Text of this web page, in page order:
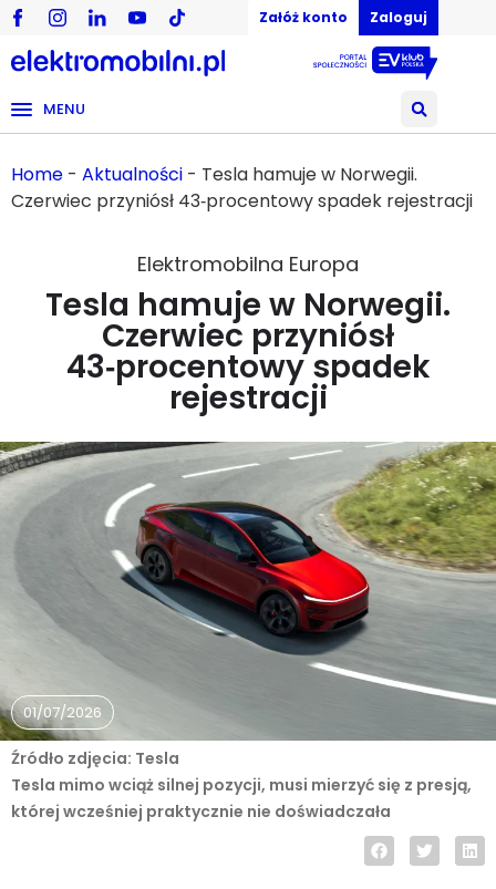
Załóż konto Zaloguj
MENU
Home - Aktualności - Tesla hamuje w Norwegii.
Czerwiec przyniósł 43‑procentowy spadek rejestracji
Elektromobilna Europa
Tesla hamuje w Norwegii.
Czerwiec przyniósł
43‑procentowy spadek
rejestracji
01/07/2026
Tesla mimo wciąż silnej pozycji, musi mierzyć się z presją,
której wcześniej praktycznie nie doświadczała
Źródło zdjęcia: Tesla